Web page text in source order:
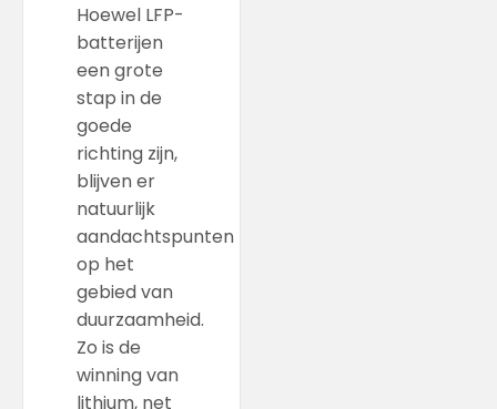
Hoewel LFP-
batterijen
een grote
stap in de
goede
richting zijn,
blijven er
natuurlijk
aandachtspunten
op het
gebied van
duurzaamheid.
Zo is de
winning van
lithium, net